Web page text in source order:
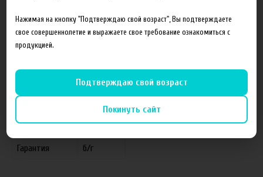
Характеристики Отзывы
Xain Taima
Объем
10 мл
Гарантия
б/г
Нажимая на кнопку "Подтверждаю свой возраст", Вы подтверждаете
свое совершеннолетие и выражаете свое требование ознакомиться с
продукцией.
Подтверждаю свой возраст
Покинуть сайт